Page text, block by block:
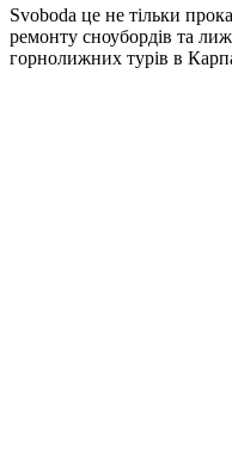
Svoboda це не тільки
ремонту сноубордів та
горнолижних турів в